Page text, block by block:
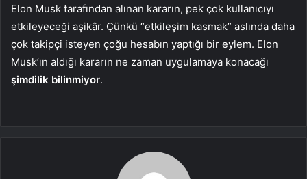
Elon Musk tarafından alınan kararın, pek çok kullanıcıyı
etkileyeceği aşikâr. Çünkü “etkileşim kasmak” aslında daha
çok takipçi isteyen çoğu hesabın yaptığı bir eylem. Elon
Musk’ın aldığı kararın ne zaman uygulamaya konacağı
şimdilik bilinmiyor.